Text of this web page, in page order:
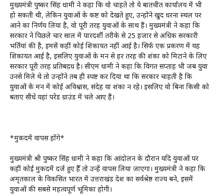
मुख्यमंत्री पुष्कर सिंह धामी ने कहा कि वो चाहते तो ये बातचीत कार्यालय में भी
हो सकती थी, लेकिन युवाओं के कष्ट को देखते हुए, उन्होंने खुद धरना स्थल पर
आने का निर्णय लिया है, वो पूरी तरह युवाओं के साथ हैं। मुख्यमंत्री ने कहा कि
सरकार ने पिछले चार साल में पारदर्शी तरीके से 25 हजार से अधिक सरकारी
भर्तियां की है, इमसें कहीं कोई शिकायत नहीं आई है। सिर्फ एक प्रकरण में यह
शिकायत आई है, इसलिए युवाओं के मन से हर तरह की शंका को मिटाने के लिए
सरकार पूरी तरह प्रतिबद़ध है। सीएम धामी ने कहा कि विगत सप्ताह भी जब युवा
उनसे मिले थे तो उन्होंने तब ही स्पष्ट कर दिया था कि सरकार चाहती है कि
युवाओं के मन में कोई अविश्वास, संदेह या शंका न रहे। इसलिए वो बिना किसी को
बताए सीधे यहां परेड ग्राउंड में चले आए हैं।
*मुकदमें वापस होंगे*
मुख्यमंत्री श्री पुष्कर सिंह धामी ने कहा कि आंदोलन के दौरान यदि युवाओं पर
कहीं कोई मुकदमें दर्ज हुए हैँ तो उन्हें वापस लिया जाएगा। मुख्यमंत्री ने कहा कि
अमृतकाल के विकसित भारत में उत्तराखंड देश का सर्वश्रेष्ठ राज्य बने, इसमें
युवाओं की सबसे महत्वपूर्ण भूमिका होगी।